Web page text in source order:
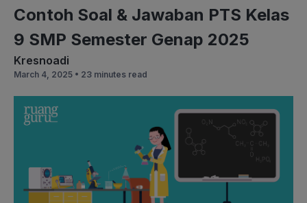
Contoh Soal & Jawaban PTS Kelas
9 SMP Semester Genap 2025
Kresnoadi
March 4, 2025 • 23 minutes read